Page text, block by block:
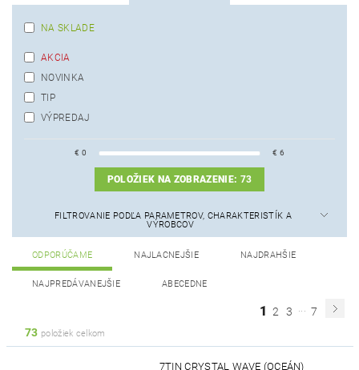
NA SKLADE
AKCIA
NOVINKA
TIP
VÝPREDAJ
€ 0 € 6
POLOŽIEK NA ZOBRAZENIE: 73
FILTROVANIE PODĽA PARAMETROV, CHARAKTERISTÍK A
VÝROBCOV
ODPORÚČAME NAJLACNEJŠIE NAJDRAHŠIE
NAJPREDÁVANEJŠIE ABECEDNE
1 2 3 ... 7
73 položiek celkom
7TIN CRYSTAL WAVE (OCEÁN)